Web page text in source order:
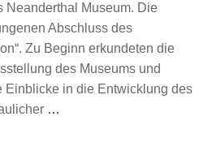
Neanderthal Museum. Die
Abschluss des
Zu Beginn erkundeten die
des Museums und
Einblicke in die Entwicklung des
…